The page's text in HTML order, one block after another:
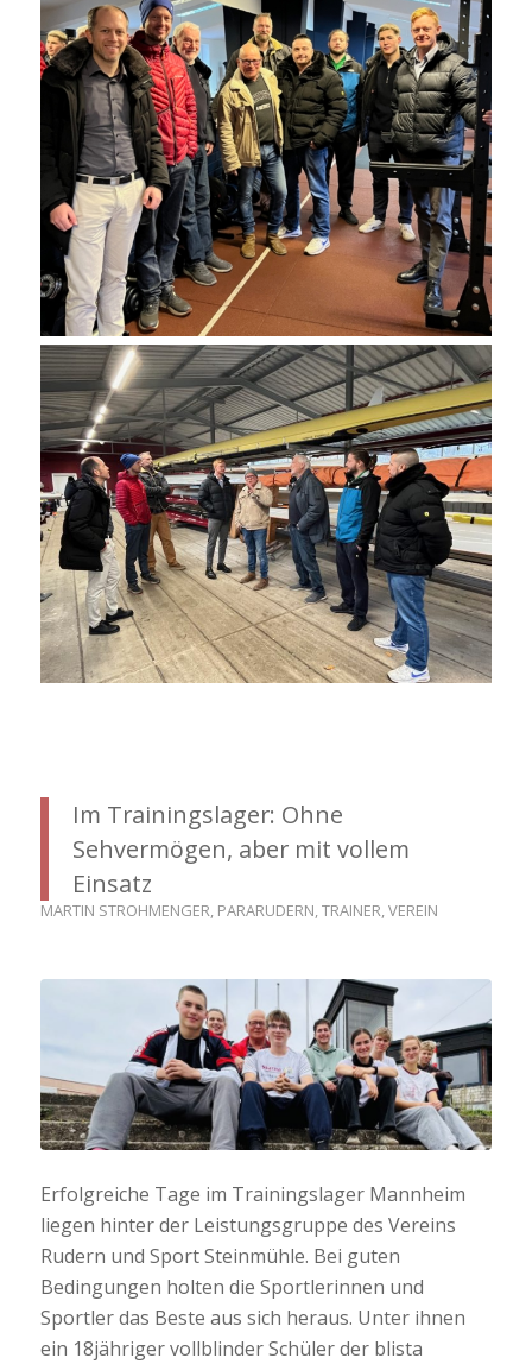
Im Trainingslager: Ohne
Sehvermögen, aber mit vollem
Einsatz
MARTIN STROHMENGER PARARUDERN TRAINER VEREIN
Erfolgreiche Tage im Trainingslager Mannheim
liegen hinter der Leistungsgruppe des Vereins
Rudern und Sport Steinmühle. Bei guten
Bedingungen holten die Sportlerinnen und
Sportler das Beste aus sich heraus. Unter ihnen
ein 18jähriger vollblinder Schüler der blista